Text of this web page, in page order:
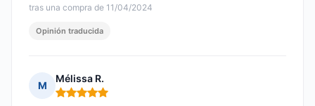
tras una compra de 11/04/2024
Opinión traducida
M
Mélissa R.
Nota: 5 de 5